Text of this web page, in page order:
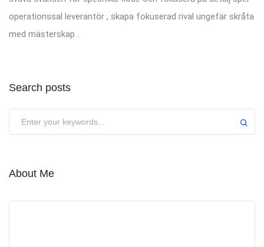
operationssal leverantör , skapa fokuserad rival ungefär skråta
med mästerskap .
Search posts
About Me